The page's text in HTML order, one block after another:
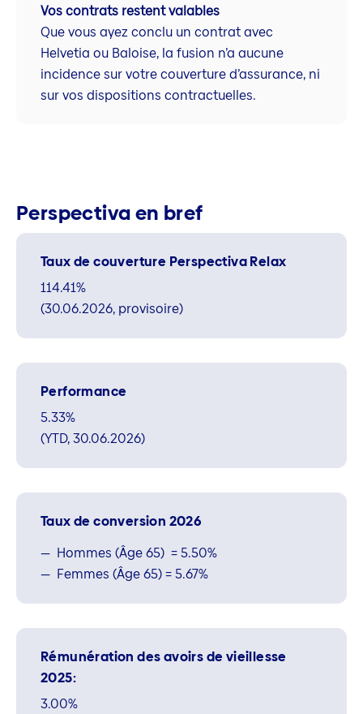
Vos contrats restent valables
Que vous ayez conclu un contrat avec
Helvetia ou Baloise, la fusion n’a aucune
incidence sur votre couverture d’assurance, ni
sur vos dispositions contractuelles.
Perspectiva en bref
Taux de couverture Perspectiva Relax
114.41%
(30.06.2026, provisoire)
Performance
5.33%
(YTD, 30.06.2026)
Taux de conversion 2026
Hommes (Âge 65) = 5.50%
Femmes (Âge 65) = 5.67%
Rémunération des avoirs de vieillesse
2025:
3.00%